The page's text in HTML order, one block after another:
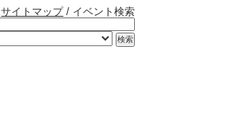
サイトマップ/ イベント検索